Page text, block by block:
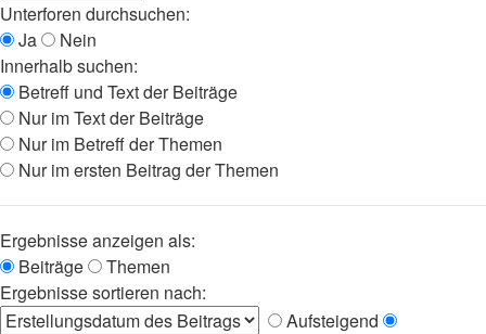
Unterforen durchsuchen:
Ja
Nein
Innerhalb suchen:
Betreff und Text der Beiträge
Nur im Text der Beiträge
Nur im Betreff der Themen
Nur im ersten Beitrag der Themen
Ergebnisse anzeigen als:
Beiträge
Themen
Ergebnisse sortieren nach:
Aufsteigend